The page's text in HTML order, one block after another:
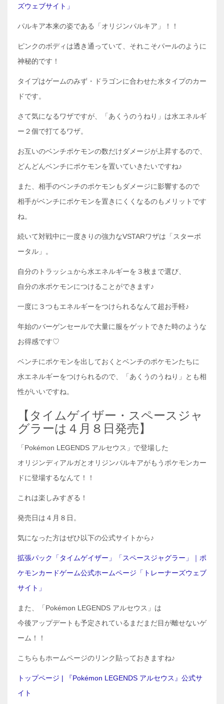
ズウェブサイト」
パルキア本来の姿である「オリジンパルキア」！！
ピンクのボディは透き通っていて、それこそパールのように
神秘的です！
タイプはゲームのみず・ドラゴンに合わせた水タイプのカー
ドです。
さて気になるワザですが、「あくうのうねり」は水エネルギ
ー２個で打てるワザ。
お互いのベンチポケモンの数だけダメージが上昇するので、
どんどんベンチにポケモンを置いていきたいですね♪
また、相手のベンチのポケモンもダメージに影響するので
相手がベンチにポケモンを置きにくくなるのもメリットです
ね。
続いて対戦中に一度きりの強力なVSTARワザは「スターポ
ータル」。
自分のトラッシュから水エネルギーを３枚まで選び、
自分の水ポケモンにつけることができます♪
一度に３つもエネルギーをつけられるなんて超お手軽♪
年始のバーゲンセールで大量に服をゲットできた時のような
お得感です♡
ベンチにポケモンを出しておくとベンチのポケモンたちに
水エネルギーをつけられるので、「あくうのうねり」とも相
性がいいですね。
【タイムゲイザー・スペースジャ
グラーは４月８日発売】
「Pokémon LEGENDS アルセウス」で登場した
オリジンディアルガとオリジンパルキアがもうポケモンカー
ドに登場するなんて！！
これは楽しみすぎる！
発売日は４月８日。
気になった方はぜひ以下の公式サイトから♪
拡張パック「タイムゲイザー」「スペースジャグラー」｜ポ
ケモンカードゲーム公式ホームページ「トレーナーズウェブ
サイト」
また、「Pokémon LEGENDS アルセウス」は
今後アップデートも予定されているまだまだ目が離せないゲ
ーム！！
こちらもホームページのリンク貼っておきますね♪
トップページ | 『Pokémon LEGENDS アルセウス』公式サ
イト